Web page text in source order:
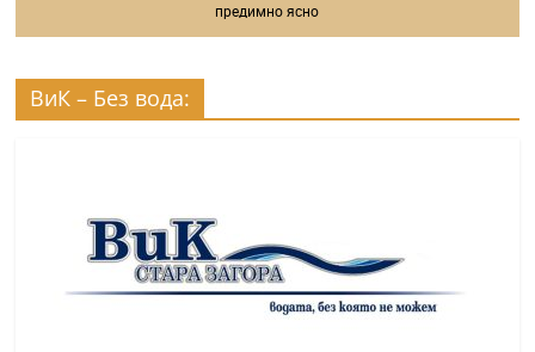
предимно ясно
ВиК – Без вода: